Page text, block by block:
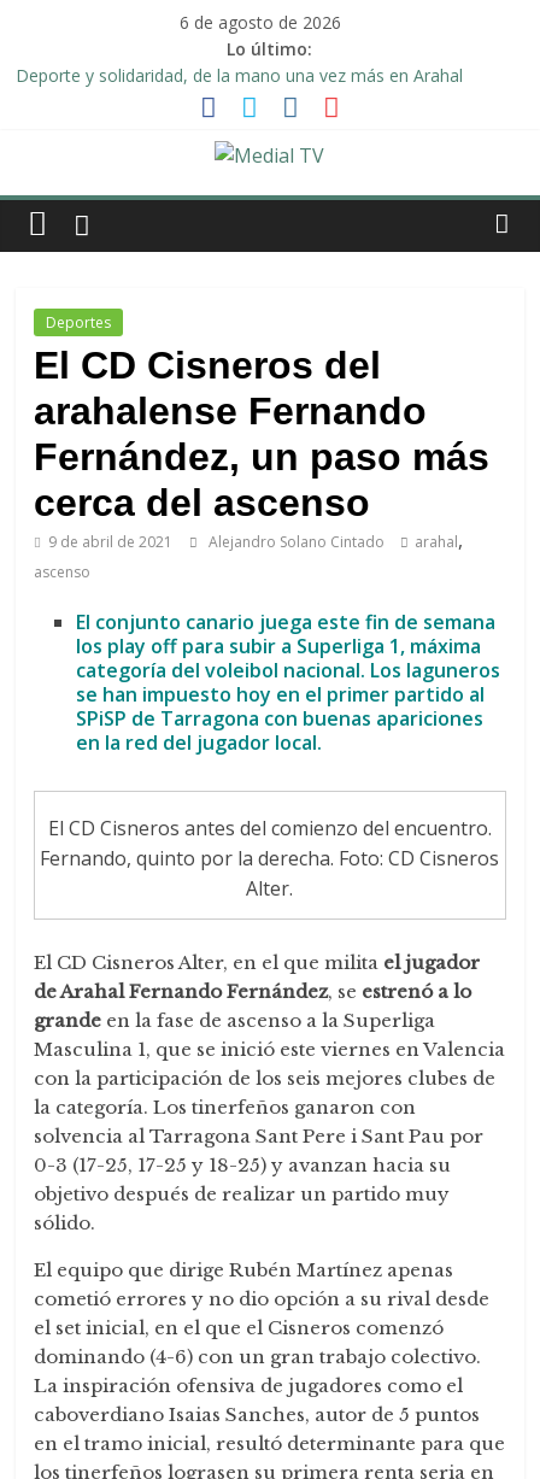
contenido
6 de agosto de 2026
Lo último:
Deporte y solidaridad, de la mano una vez más en Arahal
El emotivo agradecimiento de la familia afectada por el incendio
Convocado nuevo pleno ordinario del Ayuntamiento de Arahal
comarca para evitar la planta de biogás en término de Arahal
Alberto Sanromán: «Dejo de ser concejal, pero no me voy de la
Medial
TV
diario
digital
televisión
Arahal
Deportes
El CD Cisneros del
arahalense Fernando
Fernández, un paso más
cerca del ascenso
9 de abril de 2021 Alejandro Solano Cintado arahal,
ascenso
El conjunto canario juega este fin de semana
los play off para subir a Superliga 1, máxima
categoría del voleibol nacional. Los laguneros
se han impuesto hoy en el primer partido al
SPiSP de Tarragona con buenas apariciones
en la red del jugador local.
El CD Cisneros antes del comienzo del encuentro.
Fernando, quinto por la derecha. Foto: CD Cisneros
Alter.
El CD Cisneros Alter, en el que milita el jugador
de Arahal Fernando Fernández, se estrenó a lo
grande en la fase de ascenso a la Superliga
Masculina 1, que se inició este viernes en Valencia
con la participación de los seis mejores clubes de
la categoría. Los tinerfeños ganaron con
solvencia al Tarragona Sant Pere i Sant Pau por
0-3 (17-25, 17-25 y 18-25) y avanzan hacia su
objetivo después de realizar un partido muy
sólido.
El equipo que dirige Rubén Martínez apenas
cometió errores y no dio opción a su rival desde
el set inicial, en el que el Cisneros comenzó
dominando (4-6) con un gran trabajo colectivo.
La inspiración ofensiva de jugadores como el
caboverdiano Isaias Sanches, autor de 5 puntos
en el tramo inicial, resultó determinante para que
los tinerfeños lograsen su primera renta seria en